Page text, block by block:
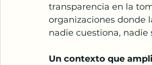
transparencia en la
organizaciones donde
nadie cuestiona, nadie
Un contexto que